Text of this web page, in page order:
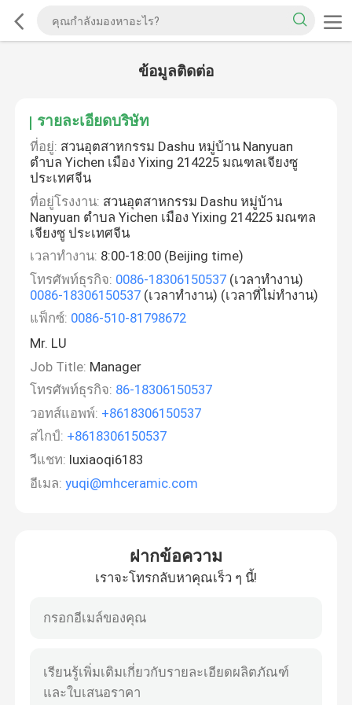
ข้อมูลติดต่อ
รายละเอียดบริษัท
ที่อยู่: สวนอุตสาหกรรม Dashu หมู่บ้าน Nanyuan
ตำบล Yichen เมือง Yixing 214225 มณฑลเจียงซู
ประเทศจีน
ที่อยู่โรงงาน: สวนอุตสาหกรรม Dashu หมู่บ้าน
Nanyuan ตำบล Yichen เมือง Yixing 214225 มณฑล
เจียงซู ประเทศจีน
เวลาทํางาน: 8:00-18:00 (Beijing time)
โทรศัพท์ธุรกิจ: 0086-18306150537 (เวลาทำงาน)
0086-18306150537 (เวลาทำงาน) (เวลาที่ไม่ทำงาน)
แฟ็กซ์: 0086-510-81798672
Mr. LU
Job Title: Manager
โทรศัพท์ธุรกิจ: 86-18306150537
วอทส์แอพพ์: +8618306150537
สไกป์: +8618306150537
วีแชท: luxiaoqi6183
อีเมล: yuqi@mhceramic.com
ฝากข้อความ
เราจะโทรกลับหาคุณเร็ว ๆ นี้!